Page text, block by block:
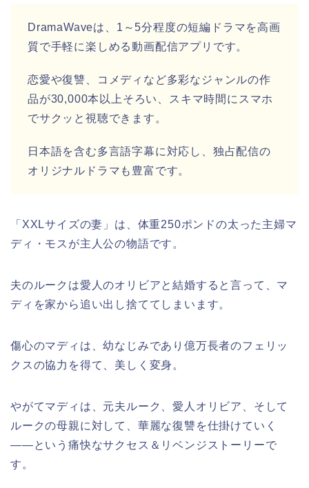
DramaWaveは、1～5分程度の短編ドラマを高画
質で手軽に楽しめる動画配信アプリです。
恋愛や復讐、コメディなど多彩なジャンルの作
品が30,000本以上そろい、スキマ時間にスマホ
でサクッと視聴できます。
日本語を含む多言語字幕に対応し、独占配信の
オリジナルドラマも豊富です。
「XXLサイズの妻」は、体重250ポンドの太った主婦マ
ディ・モスが主人公の物語です。
夫のルークは愛人のオリビアと結婚すると言って、マ
ディを家から追い出し捨ててしまいます。
傷心のマディは、幼なじみであり億万長者のフェリッ
クスの協力を得て、美しく変身。
やがてマディは、元夫ルーク、愛人オリビア、そして
ルークの母親に対して、華麗な復讐を仕掛けていく
――という痛快なサクセス＆リベンジストーリーで
す。